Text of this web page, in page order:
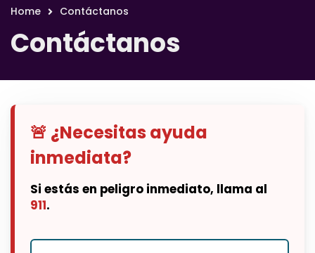
Breadcrumb
Home Contáctanos
Contáctanos
🚨 ¿Necesitas ayuda
inmediata?
Si estás en peligro inmediato, llama al
911.